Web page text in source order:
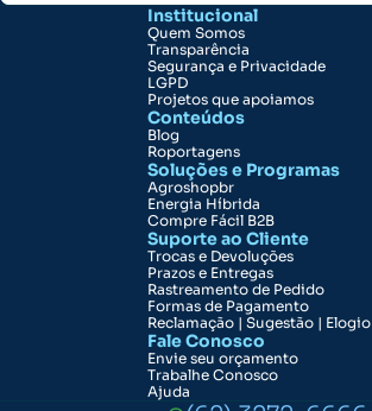
Institucional
Quem Somos
Transparência
Segurança e Privacidade
LGPD
Projetos que apoiamos
Conteúdos
Blog
Roportagens
Soluções e Programas
Agroshopbr
Energia Híbrida
Compre Fácil B2B
Suporte ao Cliente
Trocas e Devoluções
Prazos e Entregas
Rastreamento de Pedido
Formas de Pagamento
Reclamação | Sugestão | Elogio
Fale Conosco
Envie seu orçamento
Trabalhe Conosco
Ajuda